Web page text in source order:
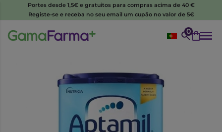
Portes desde 1,5€ e gratuitos para compras acima de 40 €
Registe-se e receba no seu email um cupão no valor de 5€
0